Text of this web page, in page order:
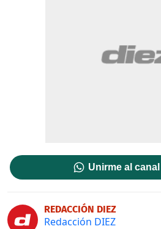
Unirme al
REDACCIÓN DIEZ
Redacción DIEZ